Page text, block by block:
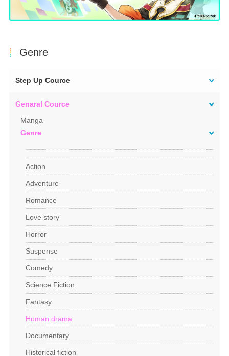
Genre
Step Up Cource
Genaral Cource
Manga
Genre
Action
Adventure
Romance
Love story
Horror
Suspense
Comedy
Science Fiction
Fantasy
Human drama
Documentary
Historical fiction